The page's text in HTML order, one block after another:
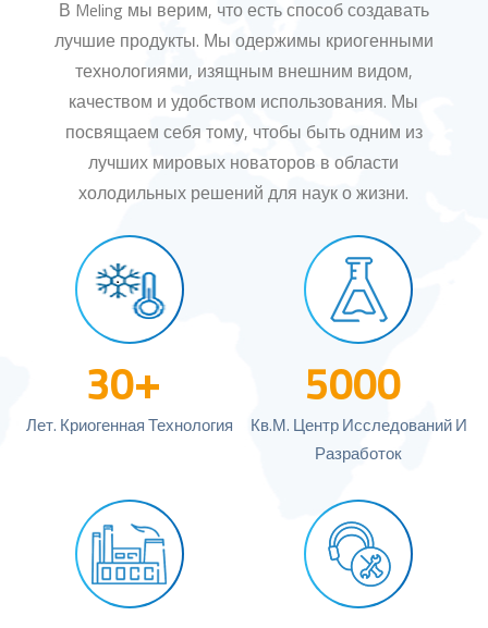
В Meling мы верим, что есть способ создавать
лучшие продукты. Мы одержимы криогенными
технологиями, изящным внешним видом,
качеством и удобством использования. Мы
посвящаем себя тому, чтобы быть одним из
лучших мировых новаторов в области
холодильных решений для наук о жизни.
30+
Лет. Криогенная Технология
5000
Кв.м. Центр Исследований И
Разработок